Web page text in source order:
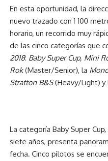
En esta oportunidad, la
nuevo trazado con 1 100
horario, un recorrido muy
de las cinco categorías que
2018: Baby Super Cup, Mini
Rok(Master/Senior), la
Stratton B&S(Heavy/Light) y
La categoría Baby Super
siete años, presenta
fecha. Cinco pilotos se